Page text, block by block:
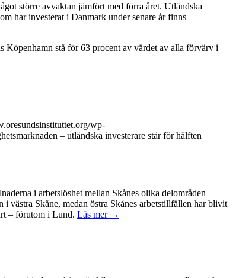
större avvaktan jämfört med förra året. Utländska
har investerat i Danmark under senare år finns
Köpenhamn stå för 63 procent av värdet av alla förvärv i
wp-
– utländska investerare står för hälften
i arbetslöshet mellan Skånes olika delområden
västra Skåne, medan östra Skånes arbetstillfällen har blivit
– förutom i Lund. Läs mer →